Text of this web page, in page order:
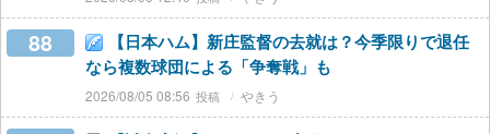
88
【日本ハム】新庄監督の去就は？今季限りで退任
なら複数球団による「争奪戦」も
2026/08/05 08:56 やきう